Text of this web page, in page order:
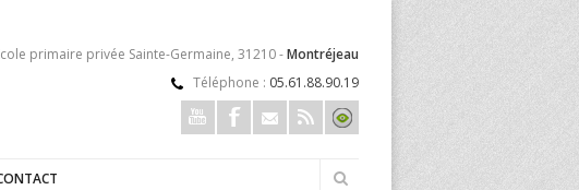
primaire privée Sainte-Germaine, 31210 -Montréjeau
Téléphone : 05.61.88.90.19